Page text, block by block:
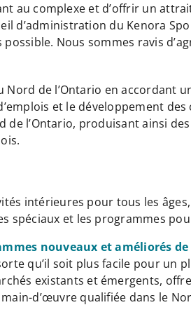
au complexe et d’offrir un
d’administration du Kenora
possible. Nous sommes ravis
Nord de l’Ontario en
et le développement des
l’Ontario, produisant ainsi
intérieures pour tous les
spéciaux et les programmes
nouveaux et améliorés de
qu’il soit plus facile pour un
existants et émergents,
d’œuvre qualifiée dans le